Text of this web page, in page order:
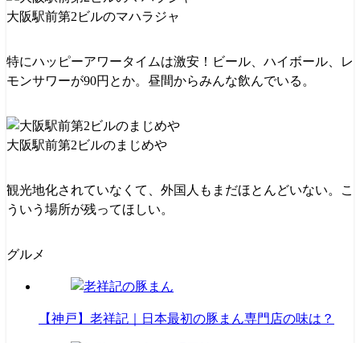
大阪駅前第2ビルのマハラジャ
特にハッピーアワータイムは激安！ビール、ハイボール、レ
モンサワーが90円とか。昼間からみんな飲んでいる。
大阪駅前第2ビルのまじめや
観光地化されていなくて、外国人もまだほとんどいない。こ
ういう場所が残ってほしい。
グルメ
【神戸】老祥記｜日本最初の豚まん専門店の味は？